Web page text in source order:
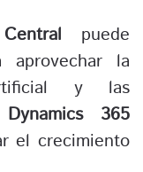
puede
aprovechar la
y las
Dynamics 365
el crecimiento